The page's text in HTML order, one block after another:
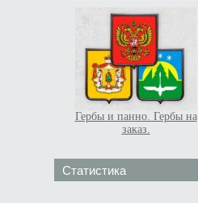
Гербы и панно. Гербы на
заказ.
Статистика